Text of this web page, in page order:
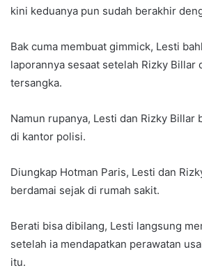
kini keduanya pun sudah berakhir
Bak cuma membuat gimmick, Lesti
laporannya sesaat setelah Rizky Billar
tersangka.
Namun rupanya, Lesti dan Rizky Billar
di kantor polisi.
Diungkap Hotman Paris, Lesti dan
berdamai sejak di rumah sakit.
Berati bisa dibilang, Lesti langsung
setelah ia mendapatkan perawatan
itu.